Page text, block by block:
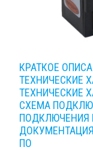
КРАТКОЕ
ТЕХНИЧЕСКИЕ
ТЕХНИЧЕСКИЕ
СХЕМА
ПОДКЛЮЧЕНИЯ
ПО